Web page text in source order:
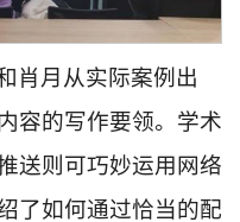
肖月从实际案例出
容的写作要领。学术
送则可巧妙运用网络
了如何通过恰当的配